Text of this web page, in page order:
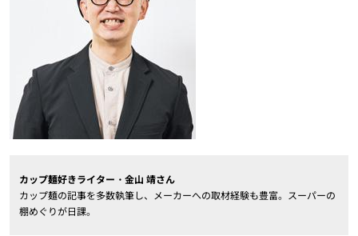
カップ麺好きライター・金山 靖さん
カップ麺の記事を多数執筆し、メーカーへの取材経験も豊富。スーパーの
棚めぐりが日課。